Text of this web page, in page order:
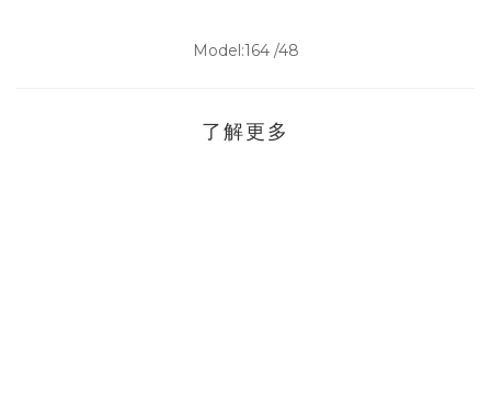
Model:164 /48
了解更多